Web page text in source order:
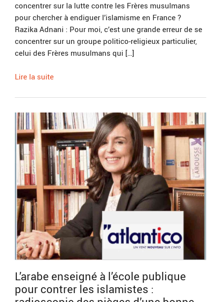
concentrer sur la lutte contre les Frères musulmans
pour chercher à endiguer l’islamisme en France ?
Razika Adnani : Pour moi, c’est une grande erreur de se
concentrer sur un groupe politico-religieux particulier,
celui des Frères musulmans qui […]
Lire la suite
L’arabe enseigné à l’école publique
pour contrer les islamistes :